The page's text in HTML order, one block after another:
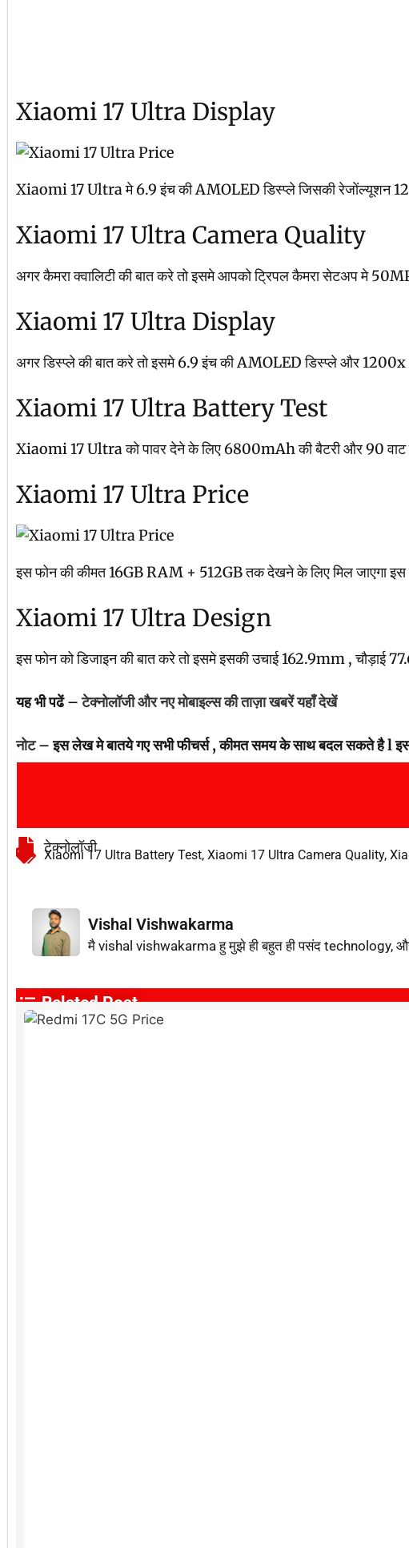
Xiaomi 17 Ultra Display
Xiaomi 17 Ultra मे 6.9 इंच की AMOLED डिस्प्ले जिसकी रेजोंल्यूशन
Xiaomi 17 Ultra Camera Quality
अगर कैमरा क्वालिटी की बात करे तो इसमे आपको ट्रिपल कैमरा सेटअप मे
Xiaomi 17 Ultra Display
अगर डिस्प्ले की बात करे तो इसमे 6.9 इंच की AMOLED डिस्प्ले और 1200x
Xiaomi 17 Ultra Battery Test
Xiaomi 17 Ultra को पावर देने के लिए 6800mAh की बैटरी और 90 वाट का
Xiaomi 17 Ultra Price
इस फोन की कीमत 16GB RAM + 512GB तक देखने के लिए मिल जाएगा
Xiaomi 17 Ultra Design
इस फोन को डिजाइन की बात करे तो इसमे इसकी उचाई 162.9mm ,
यह भी पढें –टेक्नोलॉजी और नए मोबाइल्स की ताज़ा खबरें यहाँ देखें
नोट– इस लेख मे बातये गए सभी फीचर्स , कीमत समय के साथ बदल सकते है l
टेक्नोलॉजी
Xiaomi 17 Ultra Battery Test, Xiaomi 17 Ultra Camera Quality,
Vishal Vishwakarma
मै vishal vishwakarma हु मुझे ही बहुत ही पसंद technology,
Related Post